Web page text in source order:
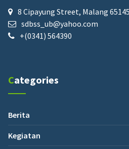
8 Cipayung Street, Malang 65145
sdbss_ub@yahoo.com
+(0341) 564390
Categories
Berita
Kegiatan